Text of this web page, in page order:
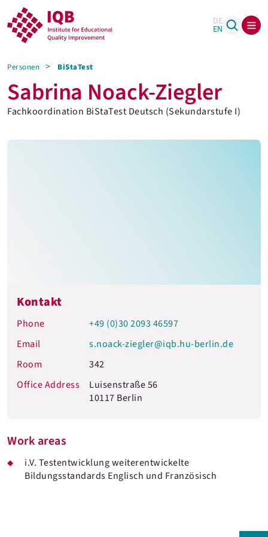
DE
EN
Work areas
i.V. Testentwicklung weiterentwickelte
Bildungsstandards Englisch und Französisch
Personen BiStaTest
Sabrina Noack-Ziegler
Fachkoordination BiStaTest Deutsch (Sekundarstufe I)
Kontakt
Phone
+49 (0)30 2093 46597
Email
s.noack-ziegler@iqb.hu-berlin.de
Room
342
Office Address
Luisenstraße 56
10117 Berlin